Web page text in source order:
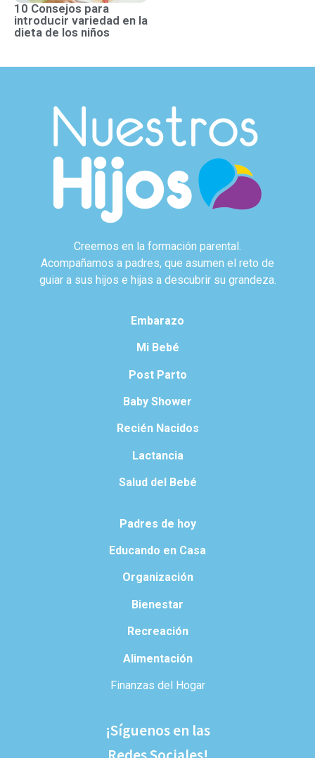
10 Consejos para
introducir variedad en la
dieta de los niños
Creemos en la formación parental.
Acompañamos a padres, que asumen el reto de
guiar a sus hijos e hijas a descubrir su grandeza.
Embarazo
Mi Bebé
Post Parto
Baby Shower
Recién Nacidos
Lactancia
Salud del Bebé
Padres de hoy
Educando en Casa
Organización
Bienestar
Recreación
Alimentación
Finanzas del Hogar
¡Síguenos en las